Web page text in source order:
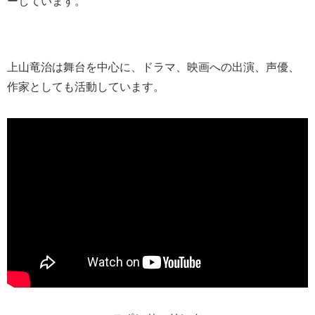
上山竜治は舞台を中心に、ドラマ、映画への出演、声優、
作家としても活動しています。